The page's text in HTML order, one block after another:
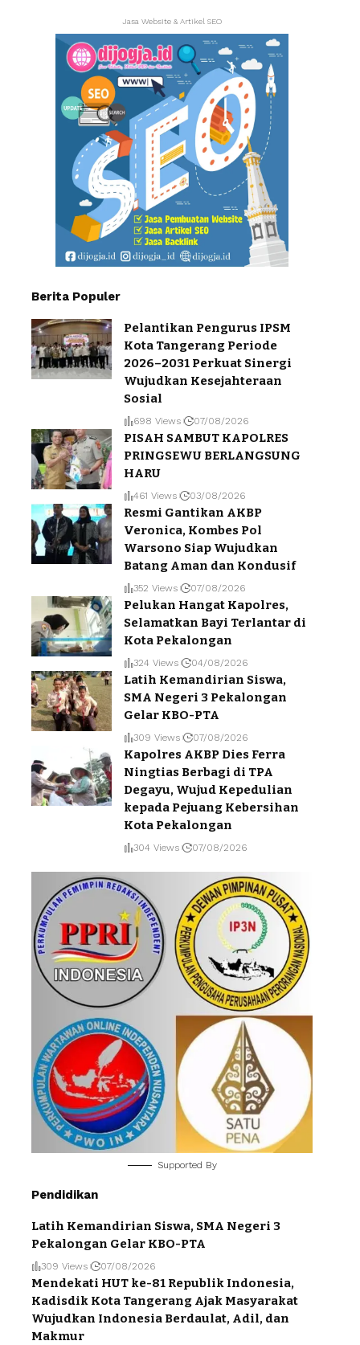
Jasa Website & Artikel SEO
Berita Populer
Pelantikan Pengurus IPSM
Kota Tangerang Periode
2026–2031 Perkuat Sinergi
Wujudkan Kesejahteraan
Sosial
698 Views 07/08/2026
PISAH SAMBUT KAPOLRES
PRINGSEWU BERLANGSUNG
HARU
461 Views 03/08/2026
Resmi Gantikan AKBP
Veronica, Kombes Pol
Warsono Siap Wujudkan
Batang Aman dan Kondusif
352 Views 07/08/2026
Pelukan Hangat Kapolres,
Selamatkan Bayi Terlantar di
Kota Pekalongan
324 Views 04/08/2026
Latih Kemandirian Siswa,
SMA Negeri 3 Pekalongan
Gelar KBO-PTA
309 Views 07/08/2026
Kapolres AKBP Dies Ferra
Ningtias Berbagi di TPA
Degayu, Wujud Kepedulian
kepada Pejuang Kebersihan
Kota Pekalongan
304 Views 07/08/2026
Supported By
Pendidikan
Latih Kemandirian Siswa, SMA Negeri 3
Pekalongan Gelar KBO-PTA
309 Views 07/08/2026
Mendekati HUT ke-81 Republik Indonesia,
Kadisdik Kota Tangerang Ajak Masyarakat
Wujudkan Indonesia Berdaulat, Adil, dan
Makmur